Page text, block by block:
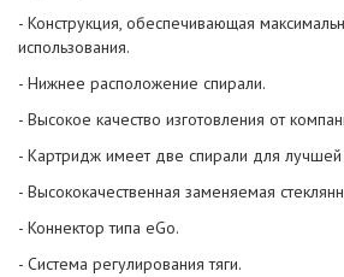
- Конструкция, обеспечивающая
использования.
- Нижнее расположение спирали.
- Высокое качество изготовления от
- Картридж имеет две спирали для лучшей
- Высококачественная заменяемая
- Коннектор типа eGo.
- Система регулирования тяги.